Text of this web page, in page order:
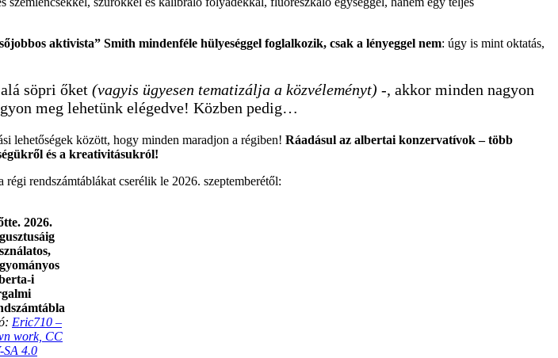
aktivista” Smith mindenféle hülyeséggel foglalkozik, csak a lényeggel nem: úgy is mint oktatás,
söpri őket (vagyis ügyesen tematizálja a közvéleményt) -, akkor minden nagyon
meg lehetünk elégedve! Közben pedig…
lehetőségek között, hogy minden maradjon a régiben! Ráadásul az albertai konzervatívok – több
és a kreativitásukról!
rendszámtáblákat cserélik le 2026. szeptemberétől:
2026.
i
Eric710 –
work, CC
SA 4.0